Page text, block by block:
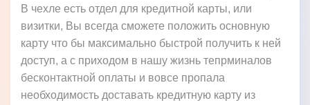
В чехле есть отдел для кредитной карты, или
визитки, Вы всегда сможете положить основную
карту что бы максимально быстрой получить к ней
доступ, а с приходом в нашу жизнь тепрминалов
бесконтактной оплаты и вовсе пропала
необходимость доставать кредитную карту из